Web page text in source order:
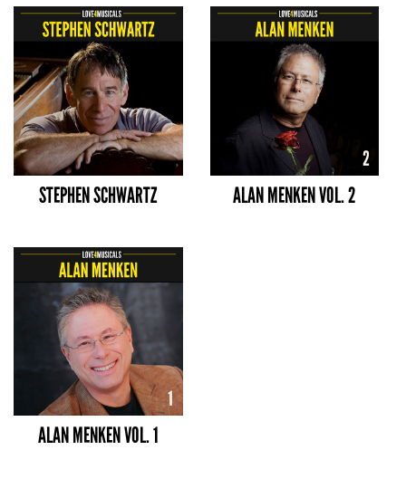
STEPHEN SCHWARTZ ALAN MENKEN VOL. 2
ALAN MENKEN VOL. 1